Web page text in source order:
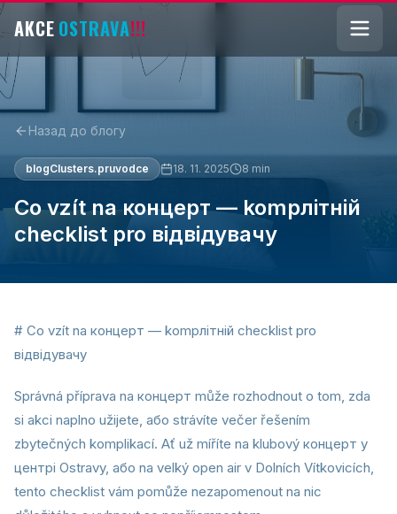
AKCE OSTRAVA!!!
Назад до блогу
blogClusters.pruvodce 18. 11. 2025 8 min
Co vzít na концерт — kompлітній
checklist pro відвідувачy
# Co vzít na концерт — kompлітній checklist pro
відвідувачy
Správná příprava na концерт může rozhodnout o tom, zda
si akci naplno užijete, або strávíte večer řešením
zbytečných komplikací. Ať už míříte na klubový концерт у
центрі Ostravy, або na velký open air v Dolních Vítkovicích,
tento checklist vám pomůže nezapomenout na nic